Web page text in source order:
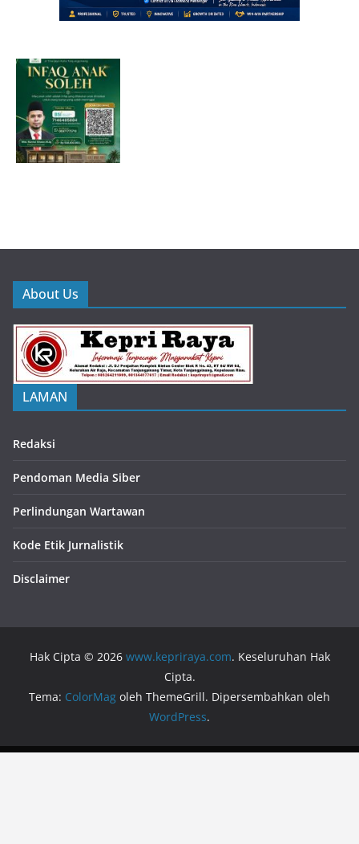
About Us
LAMAN
Redaksi
Pendoman Media Siber
Perlindungan Wartawan
Kode Etik Jurnalistik
Disclaimer
Hak Cipta © 2026 www.kepriraya.com. Keseluruhan Hak
Cipta.
Tema: ColorMag oleh ThemeGrill. Dipersembahkan oleh
WordPress.